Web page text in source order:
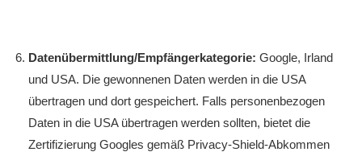
Datenübermittlung/Empfängerkategorie: Google, Irland
und USA. Die gewonnenen Daten werden in die USA
übertragen und dort gespeichert. Falls personenbezogen
Daten in die USA übertragen werden sollten, bietet die
Zertifizierung Googles gemäß Privacy-Shield-Abkommen